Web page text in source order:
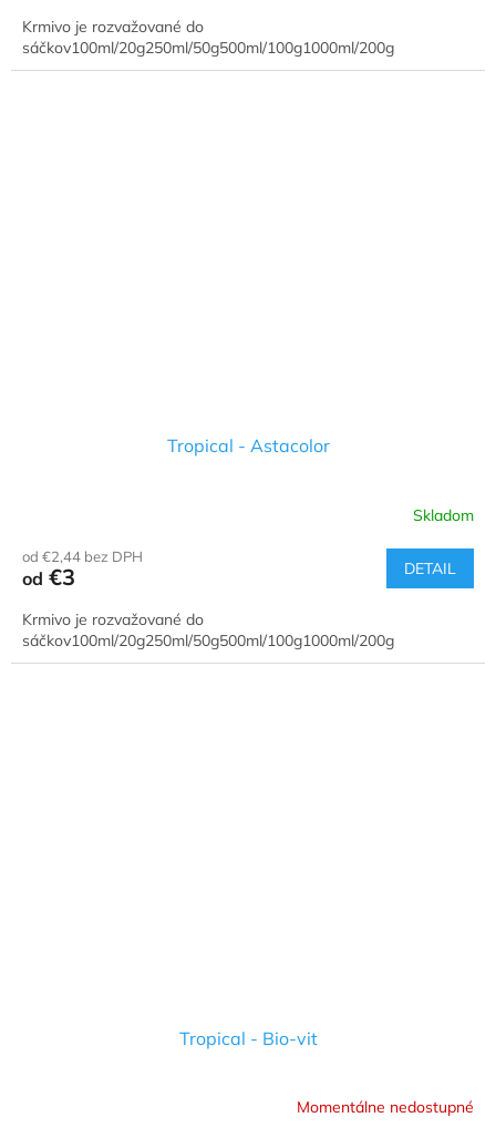
Krmivo je rozvažované do
sáčkov100ml/20g250ml/50g500ml/100g1000ml/200g
Tropical - Astacolor
Skladom
od €2,44 bez DPH
od €3 DETAIL
Krmivo je rozvažované do
sáčkov100ml/20g250ml/50g500ml/100g1000ml/200g
Tropical - Bio-vit
Momentálne nedostupné